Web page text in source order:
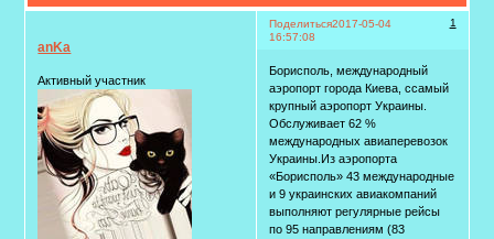
Поделиться 1
2017-05-04
16:57:08
anKa
Активный участник
Борисполь, международный
аэропорт города Киева, ссамый
крупный аэропорт Украины.
Обслуживает 62 %
международных авиаперевозок
Украины.Из аэропорта
«Борисполь» 43 международные
и 9 украинских авиакомпаний
выполняют регулярные рейсы
по 95 направлениям (83